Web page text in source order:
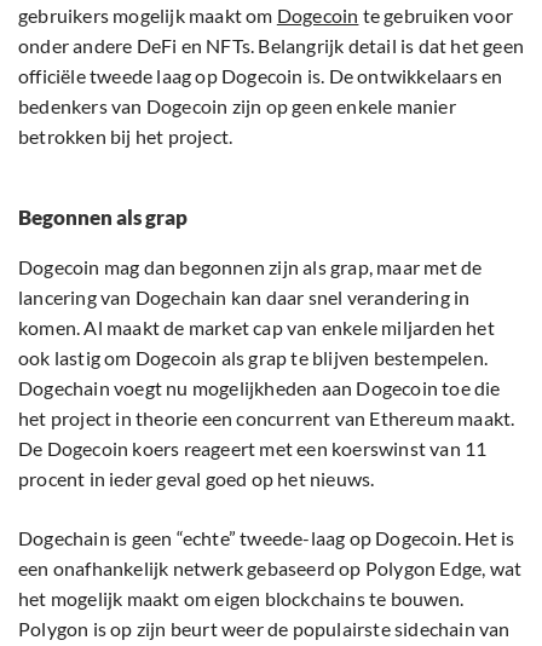
gebruikers mogelijk maakt om Dogecoin te gebruiken voor
onder andere DeFi en NFTs. Belangrijk detail is dat het geen
officiële tweede laag op Dogecoin is. De ontwikkelaars en
bedenkers van Dogecoin zijn op geen enkele manier
betrokken bij het project.
Begonnen als grap
Dogecoin mag dan begonnen zijn als grap, maar met de
lancering van Dogechain kan daar snel verandering in
komen. Al maakt de market cap van enkele miljarden het
ook lastig om Dogecoin als grap te blijven bestempelen.
Dogechain voegt nu mogelijkheden aan Dogecoin toe die
het project in theorie een concurrent van Ethereum maakt.
De Dogecoin koers reageert met een koerswinst van 11
procent in ieder geval goed op het nieuws.
Dogechain is geen “echte” tweede-laag op Dogecoin. Het is
een onafhankelijk netwerk gebaseerd op Polygon Edge, wat
het mogelijk maakt om eigen blockchains te bouwen.
Polygon is op zijn beurt weer de populairste sidechain van